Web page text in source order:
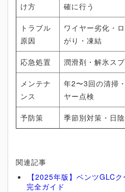
け方
確に行う
トラブル
原因
ワイヤー劣化・
がり・凍結
応急処置 潤滑剤・解氷ス
メンテナ
ンス
年2〜3回の清掃
ヤー点検
予防策 季節別対策・日
関連記事
【2025年版】ベンツGLC
完全ガイド